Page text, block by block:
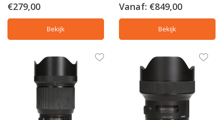
€279,00
Bekijk
Vanaf: €849,00
Bekijk